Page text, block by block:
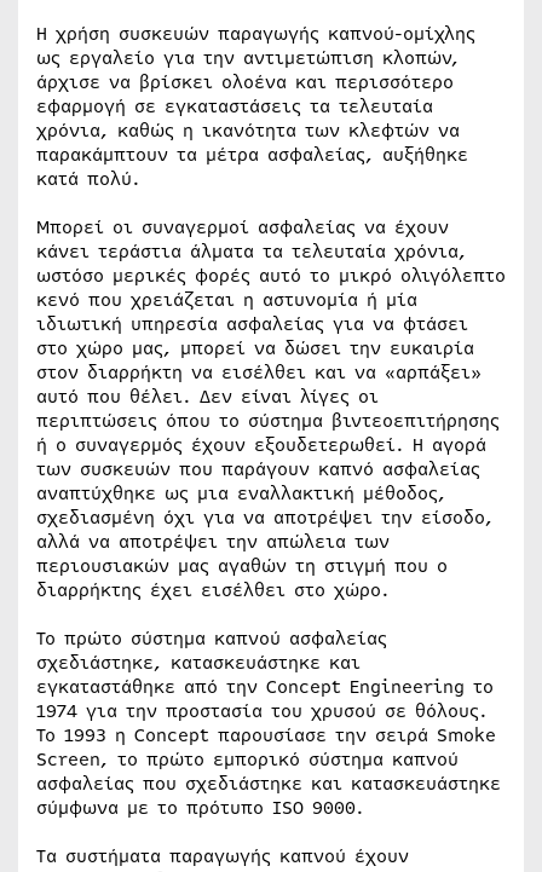
Η χρήση συσκευών παραγωγής καπνού-ομίχλης
ως εργαλείο για την αντιμετώπιση κλοπών,
άρχισε να βρίσκει ολοένα και περισσότερο
εφαρμογή σε εγκαταστάσεις τα τελευταία
χρόνια, καθώς η ικανότητα των κλεφτών να
παρακάμπτουν τα μέτρα ασφαλείας, αυξήθηκε
κατά πολύ.
Μπορεί οι συναγερμοί ασφαλείας να έχουν
κάνει τεράστια άλματα τα τελευταία χρόνια,
ωστόσο μερικές φορές αυτό το μικρό ολιγόλεπτο
κενό που χρειάζεται η αστυνομία ή μία
ιδιωτική υπηρεσία ασφαλείας για να φτάσει
στο χώρο μας, μπορεί να δώσει την ευκαιρία
στον διαρρήκτη να εισέλθει και να «αρπάξει»
αυτό που θέλει. Δεν είναι λίγες οι
περιπτώσεις όπου το σύστημα βιντεοεπιτήρησης
ή ο συναγερμός έχουν εξουδετερωθεί. Η αγορά
των συσκευών που παράγουν καπνό ασφαλείας
αναπτύχθηκε ως μια εναλλακτική μέθοδος,
σχεδιασμένη όχι για να αποτρέψει την είσοδο,
αλλά να αποτρέψει την απώλεια των
περιουσιακών μας αγαθών τη στιγμή που ο
διαρρήκτης έχει εισέλθει στο χώρο.
Το πρώτο σύστημα καπνού ασφαλείας
σχεδιάστηκε, κατασκευάστηκε και
εγκαταστάθηκε από την Concept Engineering το
1974 για την προστασία του χρυσού σε θόλους.
Το 1993 η Concept παρουσίασε την σειρά Smoke
Screen, το πρώτο εμπορικό σύστημα καπνού
ασφαλείας που σχεδιάστηκε και κατασκευάστηκε
σύμφωνα με το πρότυπο ISO 9000.
Τα συστήματα παραγωγής καπνού έχουν